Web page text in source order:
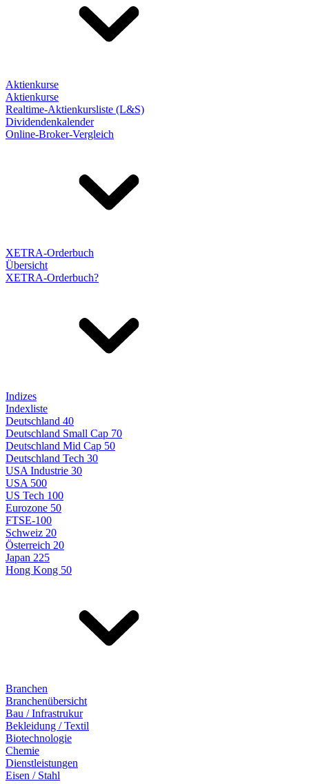
Aktienkurse
Aktienkurse
Realtime-Aktienkursliste (L&S)
Dividendenkalender
Online-Broker-Vergleich
XETRA-Orderbuch
Übersicht
XETRA-Orderbuch?
Indizes
Indexliste
Deutschland 40
Deutschland Small Cap 70
Deutschland Mid Cap 50
Deutschland Tech 30
USA Industrie 30
USA 500
US Tech 100
Eurozone 50
FTSE-100
Schweiz 20
Österreich 20
Japan 225
Hong Kong 50
Branchen
Branchenübersicht
Bau / Infrastrukur
Bekleidung / Textil
Biotechnologie
Chemie
Dienstleistungen
Eisen / Stahl